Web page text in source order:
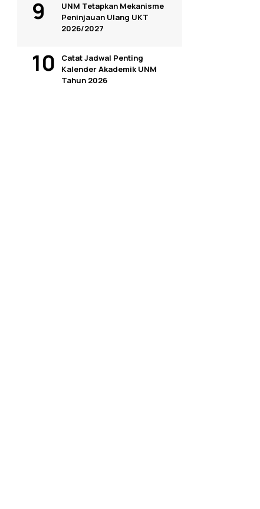
UNM Tetapkan Mekanisme
Peninjauan Ulang UKT
2026/2027
Catat Jadwal Penting
Kalender Akademik UNM
Tahun 2026